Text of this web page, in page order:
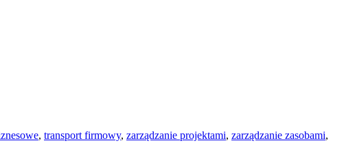
, transport firmowy, zarządzanie projektami, zarządzanie zasobami,